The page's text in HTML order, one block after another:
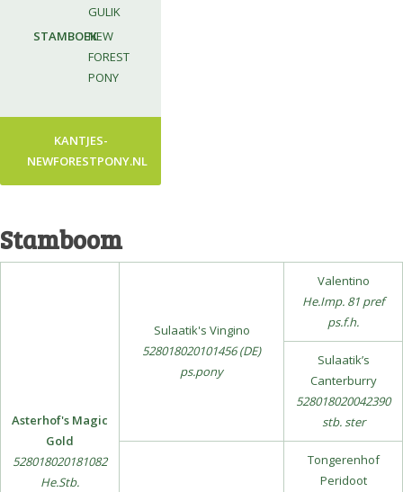
GULIK
STAMBOEKNEW
FOREST
PONY
KANTJES-
NEWFORESTPONY.NL
Stamboom
Asterhof's Magic
Gold
528018020181082
He.Stb.
Sulaatik's Vingino
528018020101456 (DE)
ps.pony
Valentino
He.Imp. 81 pref
ps.f.h.
Sulaatik’s
Canterburry
528018020042390
stb. ster
Tongerenhof
Peridoot